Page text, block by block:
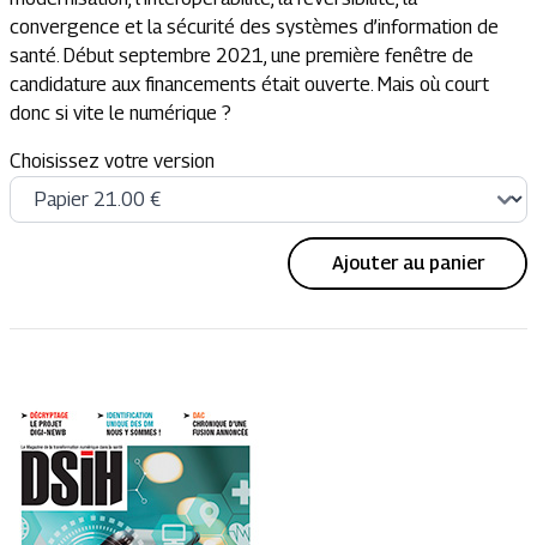
convergence et la sécurité des systèmes d’information de
santé. Début septembre 2021, une première fenêtre de
candidature aux financements était ouverte. Mais où court
donc si vite le numérique ?
Choisissez votre version
Ajouter au panier